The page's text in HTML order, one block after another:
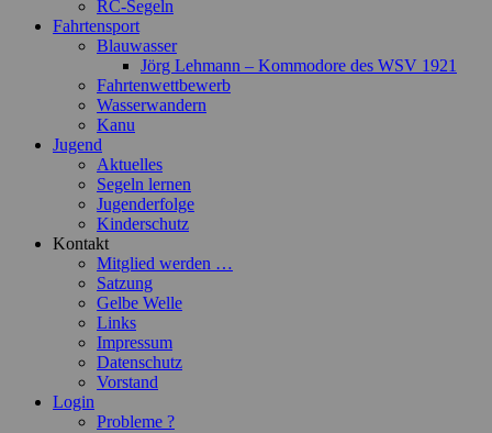
RC-Segeln
Fahrtensport
Blauwasser
Jörg Lehmann – Kommodore des WSV 1921
Fahrtenwettbewerb
Wasserwandern
Kanu
Jugend
Aktuelles
Segeln lernen
Jugenderfolge
Kinderschutz
Kontakt
Mitglied werden …
Satzung
Gelbe Welle
Links
Impressum
Datenschutz
Vorstand
Login
Probleme ?